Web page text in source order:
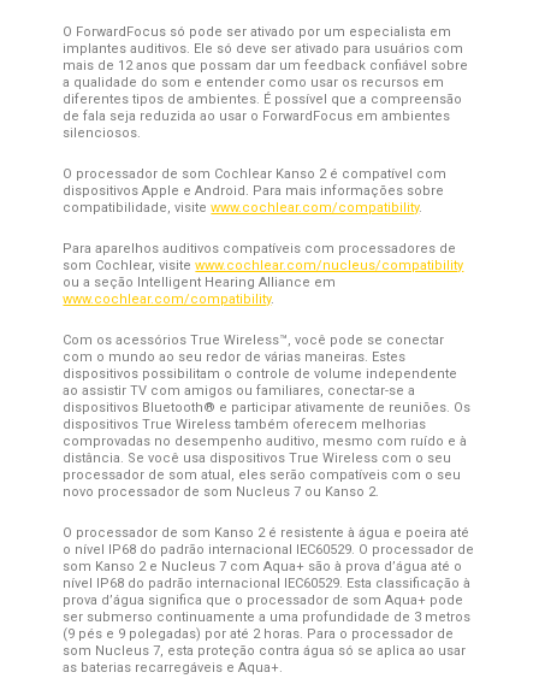
O ForwardFocus só pode ser ativado por um especialista em
implantes auditivos. Ele só deve ser ativado para usuários com
mais de 12 anos que possam dar um feedback confiável sobre
a qualidade do som e entender como usar os recursos em
diferentes tipos de ambientes. É possível que a compreensão
de fala seja reduzida ao usar o ForwardFocus em ambientes
silenciosos.
O processador de som Cochlear Kanso 2 é compatível com
dispositivos Apple e Android. Para mais informações sobre
compatibilidade, visitewww.cochlear.com/compatibility.
Para aparelhos auditivos compatíveis com processadores de
som Cochlear, visitewww.cochlear.com/nucleus/compatibility
ou a seção Intelligent Hearing Alliance em
www.cochlear.com/compatibility.
Com os acessórios True Wireless™, você pode se conectar
com o mundo ao seu redor de várias maneiras. Estes
dispositivos possibilitam o controle de volume independente
ao assistir TV com amigos ou familiares, conectar-se a
dispositivos Bluetooth® e participar ativamente de reuniões. Os
dispositivos True Wireless também oferecem melhorias
comprovadas no desempenho auditivo, mesmo com ruído e à
distância. Se você usa dispositivos True Wireless com o seu
processador de som atual, eles serão compatíveis com o seu
novo processador de som Nucleus 7 ou Kanso 2.
O processador de som Kanso 2 é resistente à água e poeira até
o nível IP68 do padrão internacional IEC60529. O processador de
som Kanso 2 e Nucleus 7 com Aqua+ são à prova d’água até o
nível IP68 do padrão internacional IEC60529. Esta classificação à
prova d’água significa que o processador de som Aqua+ pode
ser submerso continuamente a uma profundidade de 3 metros
(9 pés e 9 polegadas) por até 2 horas. Para o processador de
som Nucleus 7, esta proteção contra água só se aplica ao usar
as baterias recarregáveis ​​e Aqua+.